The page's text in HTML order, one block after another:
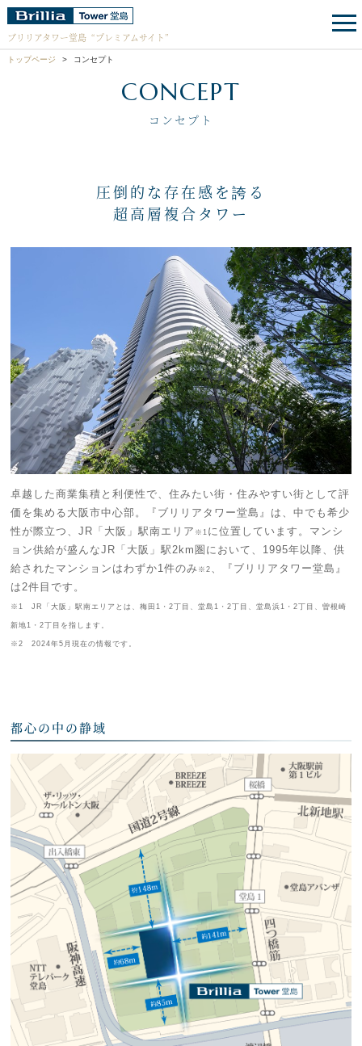
ブリリアタワー堂島 “プレミアムサイト”
トップページ コンセプト
CONCEPT
コンセプト
圧倒的な存在感を誇る
超高層複合タワー
卓越した商業集積と利便性で、住みたい街・住みやすい街として評
価を集める大阪市中心部。『ブリリアタワー堂島』は、中でも希少
性が際立つ、JR「大阪」駅南エリア ※1 に位置しています。マンシ
ョン供給が盛んなJR「大阪」駅2km圏において、1995年以降、供
給されたマンションはわずか1件のみ ※2 、『ブリリアタワー堂島』
は2件目です。
※1 JR「大阪」駅南エリアとは、梅田1・2丁目、堂島1・2丁目、堂島浜1・2丁目、曽根崎
新地1・2丁目を指します。
※2 2024年5月現在の情報です。
都心の中の静域